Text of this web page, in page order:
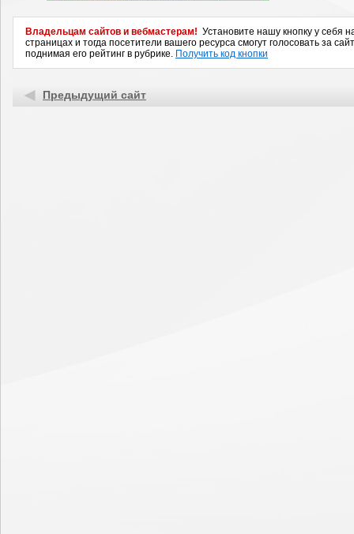
Владельцам сайтов и вебмастерам! Установите нашу кнопку у себя
страницах и тогда посетители вашего ресурса смогут голосовать за
поднимая его рейтинг в рубрике. Получить код кнопки
Предыдущий сайт